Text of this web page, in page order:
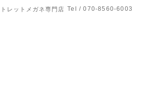
レットメガネ専門店 Tel / 070-8560-6003